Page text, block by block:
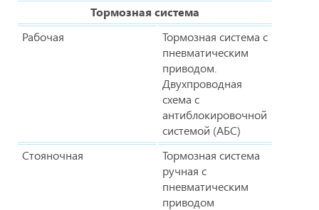
Тормозная система
Рабочая
Тормозная система с
пневматическим
приводом.
Двухпроводная
схема с
антиблокировочной
системой (АБС)
Стояночная
Тормозная система
ручная с
пневматическим
приводом